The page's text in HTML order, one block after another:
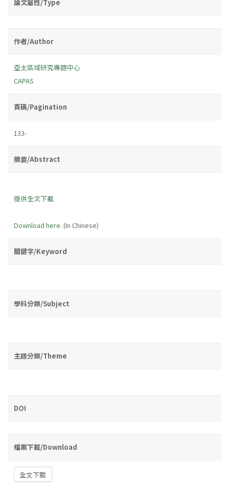
論文屬性/Type
作者/Author
亞太區域研究專題中心
CAPAS
頁碼/Pagination
133-
摘要/Abstract
提供全文下載
Download here. (In Chinese)
關鍵字/Keyword
學科分類/Subject
主題分類/Theme
DOI
檔案下載/Download
全文下載